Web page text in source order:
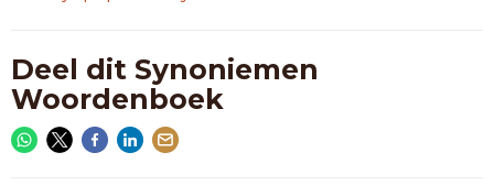
Deel dit Synoniemen
Woordenboek